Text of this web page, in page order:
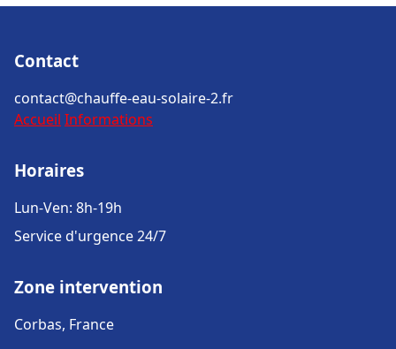
Contact
contact@chauffe-eau-solaire-2.fr
Accueil Informations
Horaires
Lun-Ven: 8h-19h
Service d'urgence 24/7
Zone intervention
Corbas, France